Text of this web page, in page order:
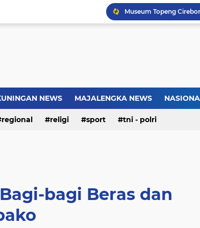
Introversion, ChatGPT
Warga Somogede
NEWS MAJALENGKA NEWS
regional religi sport tni - polri
bagi Beras dan